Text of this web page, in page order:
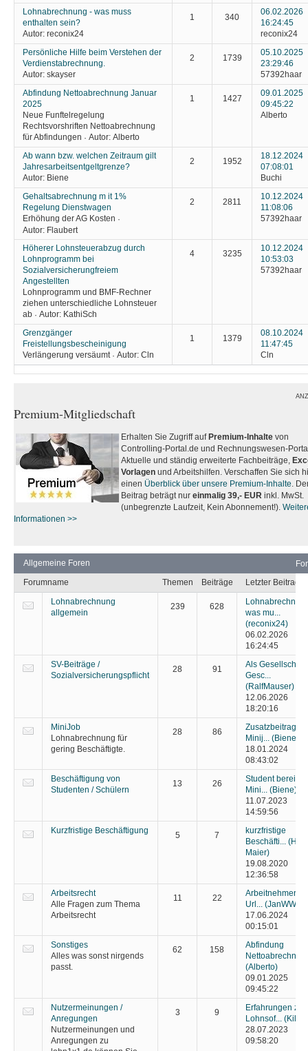
Lohnabrechnung - was muss
enthalten sein?
Autor: reconix24
1 340
06.02.2026
16:24:45
reconix24
Persönliche Hilfe beim Verstehen der
Verdienstabrechnung.
Autor: skayser
2 1739
05.10.2025
23:29:46
57392haar
Abfindung Nettoabrechnung Januar
2025
Neue Funftelregelung
Rechtsvorshriften Nettoabrechnung
für Abfindungen · Autor: Alberto
1 1427
09.01.2025
09:45:22
Alberto
Ab wann bzw. welchen Zeitraum gilt
Jahresarbeitsentgeltgrenze?
Autor: Biene
2 1952
18.12.2024
07:08:01
Buchi
Gehaltsabrechnung m it 1%
Regelung Dienstwagen
Erhöhung der AG Kosten ·
Autor: Flaubert
2 2811
10.12.2024
11:08:06
57392haar
Höherer Lohnsteuerabzug durch
Lohnprogramm bei
Sozialversicherungfreiem
Angestellten
Lohnprogramm und BMF-Rechner
ziehen unterschiedliche Lohnsteuer
ab · Autor: KathiSch
4 3235
10.12.2024
10:53:03
57392haar
Grenzgänger
Freistellungsbescheinigung
Verlängerung versäumt· Autor: Cln
1 1379
08.10.2024
11:47:45
Cln
Premium-Mitgliedschaft
Erhalten Sie Zugriff aufPremium-Inhalte von
Controlling-Portal.de und Rechnungswesen-
Aktuelle und ständig erweiterte Fachbeiträge,
Vorlagen und Arbeitshilfen. Verschaffen Sie sich
einen Überblick über unsere Premium-Inhalte .
Beitrag beträgt nur einmalig 39,- EUR inkl. MwSt.
(unbegrenzte Laufzeit, Kein Abonnement!).
Informationen >>
Allgemeine Foren
Forumname Themen Beiträge
Letzter Beitrag
Lohnabrechnung
allgemein
239 628
was mu...
(reconix24)
06.02.2026
16:24:45
SV-Beiträge /
Sozialversicherungspflicht
28 91
Als
Gesc...
(RalfMauser)
12.06.2026
18:20:16
MiniJob
Lohnabrechnung für
gering Beschäftigte.
28 86
Zusatzbeitrag
Minij... (Biene)
18.01.2024
08:43:02
Beschäftigung von
Studenten / Schülern
13 26
Student bereits
Mini... (Biene)
11.07.2023
14:59:56
Kurzfristige Beschäftigung
5 7
kurzfristige
Beschäfti...
Maier)
19.08.2020
12:36:58
Arbeitsrecht
Alle Fragen zum Thema
Arbeitsrecht
11 22
Url... (JanWW)
17.06.2024
00:15:01
Sonstiges
Alles was sonst nirgends
passt.
62 158
Abfindung
Nettoabrechnu...
(Alberto)
09.01.2025
09:45:22
Nutzermeinungen /
Anregungen
Nutzermeinungen und
Anregungen zu
3 9
Erfahrungen zur
Lohnsof... (Kiliti)
28.07.2023
09:58:20